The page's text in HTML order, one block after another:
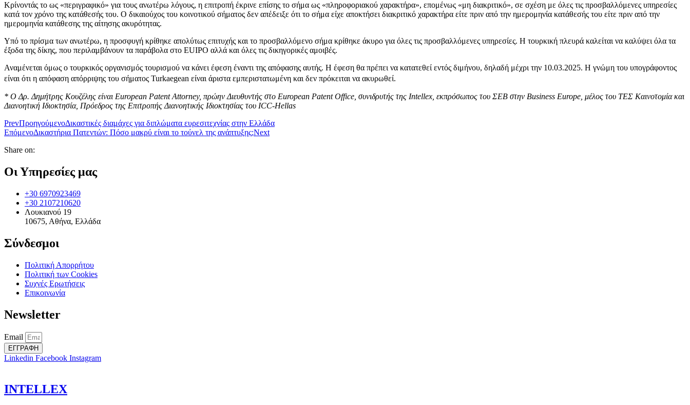
Κρίνοντάς το ως «περιγραφικό» για τους ανωτέρω λόγους, η επιτροπή έκρινε επίσης το σήμα ως «πληροφοριακού χαρακτήρα», επομένως «μη διακριτικό», σε σχέση με όλες τις προσβαλλόμενες υπηρεσίες
κατά τον χρόνο της κατάθεσής του. Ο δικαιούχος του κοινοτικού σήματος δεν απέδειξε ότι το σήμα είχε αποκτήσει διακριτικό χαρακτήρα είτε πριν από την ημερομηνία κατάθεσής του είτε πριν από την
ημερομηνία κατάθεσης της αίτησης ακυρότητας.
Υπό το πρίσμα των ανωτέρω, η προσφυγή κρίθηκε απολύτως επιτυχής και το προσβαλλόμενο σήμα κρίθηκε άκυρο για όλες τις προσβαλλόμενες υπηρεσίες. Η τουρκική πλευρά καλείται να καλύψει όλα τα
έξοδα της δίκης, που περιλαμβάνουν τα παράβολα στο EUIPO αλλά και όλες τις δικηγορικές αμοιβές.
Αναμένεται όμως ο τουρκικός οργανισμός τουρισμού να κάνει έφεση έναντι της απόφασης αυτής. Η έφεση θα πρέπει να κατατεθεί εντός διμήνου, δηλαδή μέχρι την 10.03.2025. H γνώμη του υπογράφοντος
είναι ότι η απόφαση απόρριψης του σήματος Turkaegean είναι άριστα εμπεριστατωμένη και δεν πρόκειται να ακυρωθεί.
* Ο Δρ. Δημήτρης Κουζέλης είναι European Patent Attorney, πρώην Διευθυντής στο European Patent Office, συνιδρυτής της Intellex, εκπρόσωπος του ΣΕΒ στην Business Europe, μέλος του ΤΕΣ Καινοτομία και
Διανοητική Ιδιοκτησία, Πρόεδρος της Επιτροπής Διανοητικής Ιδιοκτησίας του ICC-Hellas
PrevΠροηγούμενοΔικαστικές διαμάχες για διπλώματα ευρεσιτεχνίας στην Ελλάδα
ΕπόμενοΔικαστήρια Πατεντών: Πόσο μακρύ είναι το τούνελ της ανάπτυξης;Next
Share on:
Οι Υπηρεσίες μας
+30 6970923469
+30 2107210620
Λουκιανού 19
10675, Αθήνα, Ελλάδα
Σύνδεσμοι
Πολιτική Απορρήτου
Πολιτική των Cookies
Συχνές Ερωτήσεις
Επικοινωνία
Newsletter
Email
ΕΓΓΡΑΦΗ
Linkedin Facebook Instagram
INTELLEX